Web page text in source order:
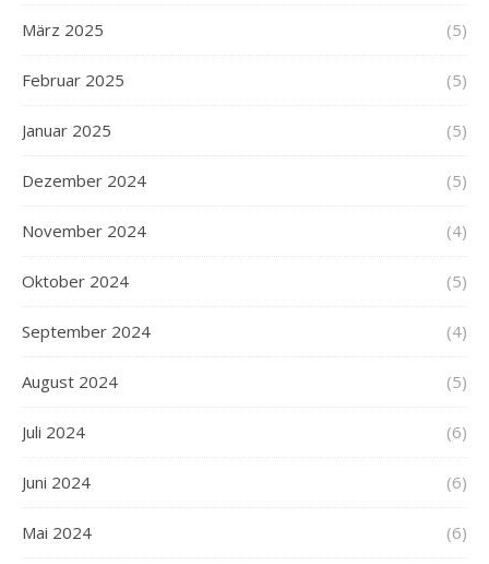
März 2025 (5)
Februar 2025 (5)
Januar 2025 (5)
Dezember 2024 (5)
November 2024 (4)
Oktober 2024 (5)
September 2024 (4)
August 2024 (5)
Juli 2024 (6)
Juni 2024 (6)
Mai 2024 (6)